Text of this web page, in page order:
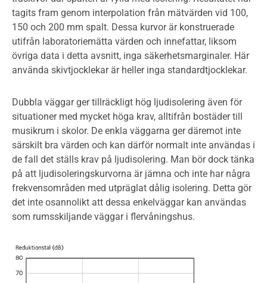
tagits fram genom interpolation från mätvärden vid 100,
150 och 200 mm spalt. Dessa kurvor är konstruerade
utifrån laboratoriemätta värden och innefattar, liksom
övriga data i detta avsnitt, inga säkerhetsmarginaler. Här
använda skivtjocklekar är heller inga standardtjocklekar.
Dubbla väggar ger tillräckligt hög ljudisolering även för
situationer med mycket höga krav, alltifrån bostäder till
musikrum i skolor. De enkla väggarna ger däremot inte
särskilt bra värden och kan därför normalt inte användas i
de fall det ställs krav på ljudisolering. Man bör dock tänka
på att ljudisoleringskurvorna är jämna och inte har några
frekvensområden med utpräglat dålig isolering. Detta gör
det inte osannolikt att dessa enkelväggar kan användas
som rumsskiljande väggar i flervåningshus.